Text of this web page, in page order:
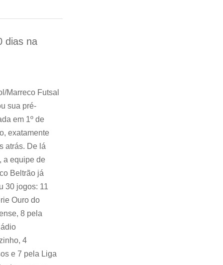
dias na
Marreco Futsal
sua pré-
em 1º de
exatamente
atrás. De lá
a equipe de
Beltrão já
30 jogos: 11
Ouro do
8 pela
4
e 7 pela Liga